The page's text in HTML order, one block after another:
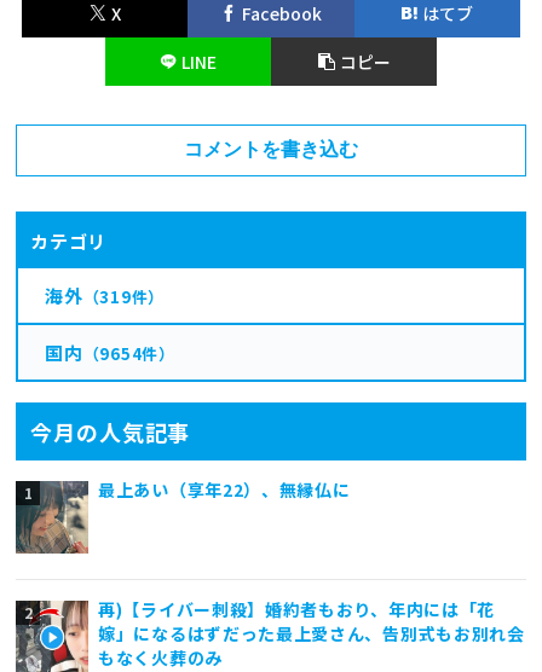
X Facebook
はてブ
LINE
コピー
コメントを書き込む
カテゴリ
海外 （319件）
国内 （9654件）
今月の人気記事
最上あい（享年22）、無縁仏に
再)【ライバー刺殺】婚約者もおり、年内には「花
嫁」になるはずだった最上愛さん、告別式もお別れ会
もなく火葬のみ